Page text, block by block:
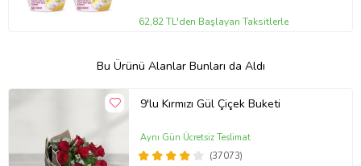
62,82 TL'den Başlayan Taksitlerle
Bu Ürünü Alanlar Bunları da Aldı
9'lu Kırmızı Gül Çiçek Buketi
(37073)
Aynı Gün Ücretsiz Teslimat